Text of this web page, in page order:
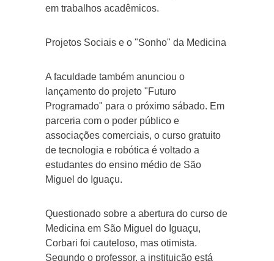
em trabalhos acadêmicos.
Projetos Sociais e o "Sonho" da Medicina
A faculdade também anunciou o
lançamento do projeto "Futuro
Programado" para o próximo sábado. Em
parceria com o poder público e
associações comerciais, o curso gratuito
de tecnologia e robótica é voltado a
estudantes do ensino médio de São
Miguel do Iguaçu.
Questionado sobre a abertura do curso de
Medicina em São Miguel do Iguaçu,
Corbari foi cauteloso, mas otimista.
Segundo o professor, a instituição está